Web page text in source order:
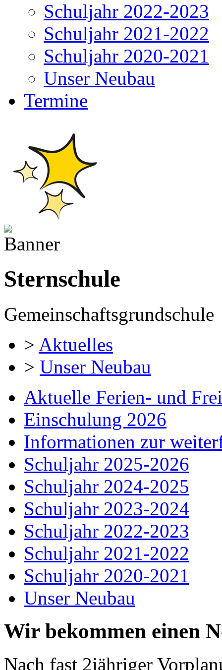
Schuljahr 2022-2023
Schuljahr 2021-2022
Schuljahr 2020-2021
Unser Neubau
Termine
Sternschule
Gemeinschaftsgrundschule
> Aktuelles
> Unser Neubau
Aktuelle Ferien- und
Einschulung 2026
Informationen zur
Schuljahr 2025-2026
Schuljahr 2024-2025
Schuljahr 2023-2024
Schuljahr 2022-2023
Schuljahr 2021-2022
Schuljahr 2020-2021
Unser Neubau
Wir bekommen einen
Nach fast 2jähriger